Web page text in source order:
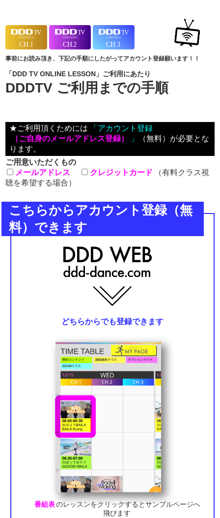
事前にお読み頂き、下記の手順にしたがってアカウント登録願います！！
「DDD TV ONLINE LESSON」ご利用にあたり
DDDTV ご利用までの手順
★ご利用頂くためには
「アカウント登録
（ご自身のメールアドレス登録）
」
（無料）が必要とな
ります。
ご用意いただくもの
メールアドレス
クレジットカード​
（有料クラス視
聴を希望する場合）​
こちらからアカウント登録（無
料）できます
どちらからでも登録できます
番組表のレッスンをクリックするとサンプルページへ
飛びます